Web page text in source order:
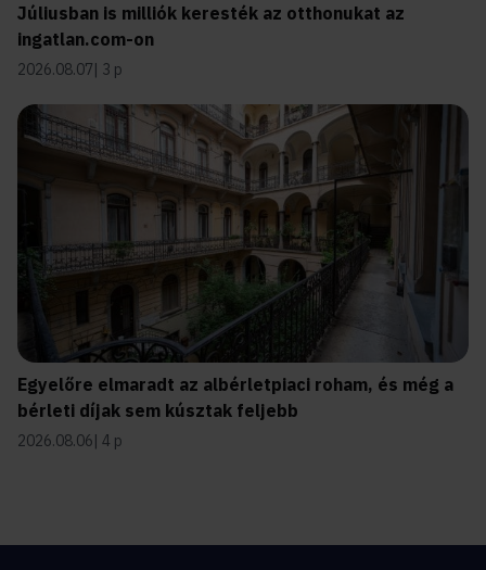
Júliusban is milliók keresték az otthonukat az
ingatlan.com-on
2026.08.07 3 p
Egyelőre elmaradt az albérletpiaci roham, és még a
bérleti díjak sem kúsztak feljebb
2026.08.06 4 p